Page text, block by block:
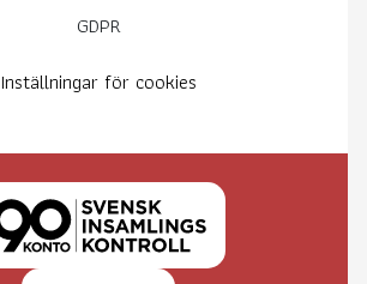
GDPR
Inställningar för cookies